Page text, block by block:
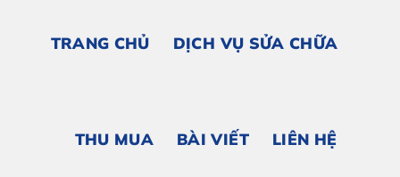
TRANG CHỦ DỊCH VỤ SỬA CHỮA
THU MUA BÀI VIẾT LIÊN HỆ